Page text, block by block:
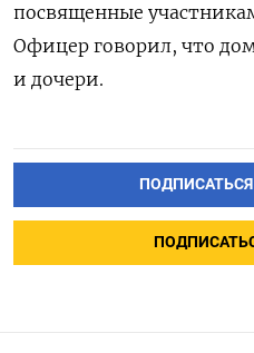
посвященные
Офицер говорил, что
и дочери.